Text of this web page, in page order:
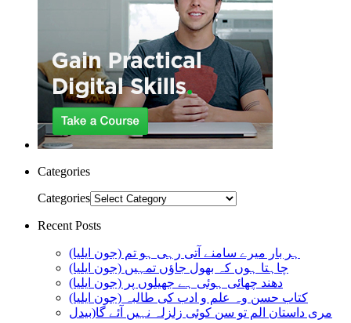
Categories
Categories
Recent Posts
ہر بار میرے سامنے آتی رہی ہو تم (جون ایلیا)
چاہتا ہوں کہ بھول جاؤں تمہیں (جون ایلیا)
دھند چھائی ہوئی ہے جھیلوں پر (جون ایلیا)
کتاب حسن وہ علم و ادب کی طالبہ (جون ایلیا)
مری داستان الم تو سن کوئی زلزلہ نہیں آئے گا(بیدل